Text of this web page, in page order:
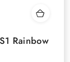
Rainbow